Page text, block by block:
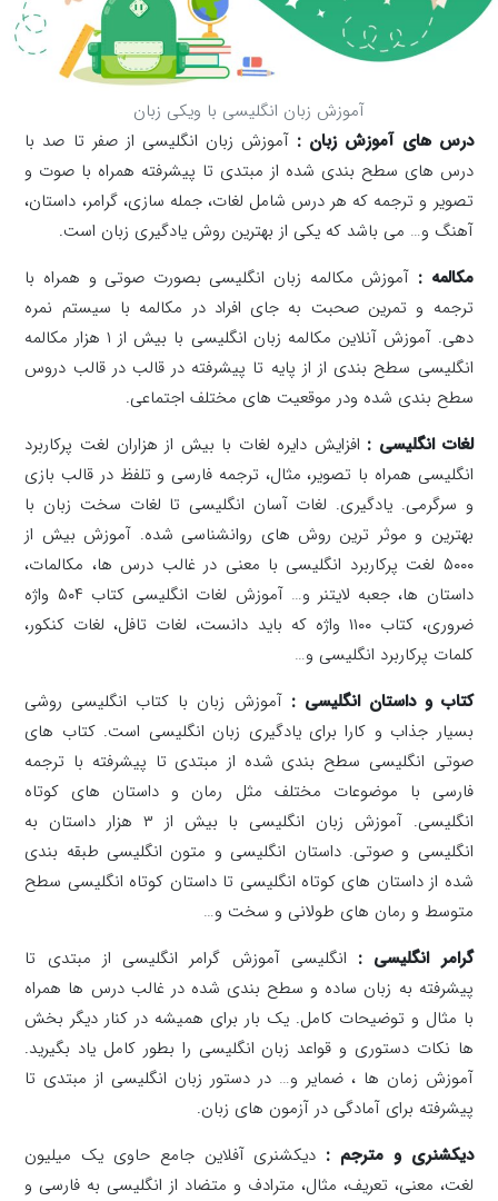
آموزش زبان انگلیسی با ویکی زبان
درس های آموزش زبان : آموزش زبان انگلیسی از صفر تا صد با
درس های سطح بندی شده از مبتدی تا پیشرفته همراه با صوت و
تصویر و ترجمه که هر درس شامل لغات، جمله سازی، گرامر، داستان،
آهنگ و… می باشد که یکی از بهترین روش یادگیری زبان است.
مکالمه :‌ آموزش مکالمه زبان انگلیسی بصورت صوتی و همراه با
ترجمه و تمرین صحبت به جای افراد در مکالمه با سیستم نمره
دهی. آموزش آنلاین مکالمه زبان انگلیسی با بیش از ۱ هزار مکالمه
انگلیسی سطح بندی از از پایه تا پیشرفته در قالب در قالب دروس
سطح بندی شده ودر موقعیت های مختلف اجتماعی.
لغات انگلیسی : افزایش دایره لغات با بیش از هزاران لغت پرکاربرد
انگلیسی همراه با تصویر، مثال، ترجمه فارسی و تلفظ در قالب بازی
و سرگرمی. یادگیری. لغات آسان انگلیسی تا لغات سخت زبان با
بهترین و موثر ترین روش های روانشناسی شده. آموزش بیش از
۵۰۰۰ لغت پرکاربرد انگلیسی با معنی در غالب درس ها، مکالمات،
داستان ها، جعبه لایتنر و… آموزش لغات انگلیسی کتاب ۵۰۴ واژه
ضروری، کتاب ۱۱۰۰ واژه که باید دانست، لغات تافل، لغات کنکور،
کلمات پرکاربرد انگلیسی و…
کتاب و داستان انگلیسی : آموزش زبان با کتاب انگلیسی روشی
بسیار جذاب و کارا برای یادگیری زبان انگلیسی است. کتاب های
صوتی انگلیسی سطح بندی شده از مبتدی تا پیشرفته با ترجمه
فارسی با موضوعات مختلف مثل رمان و داستان های کوتاه
انگلیسی. آموزش زبان انگلیسی با بیش از ۳ هزار داستان به
انگلیسی و صوتی. داستان انگلیسی و متون انگلیسی طبقه بندی
شده از داستان های کوتاه انگلیسی تا داستان کوتاه انگلیسی سطح
متوسط و رمان های طولانی و سخت و…
گرامر انگلیسی : انگلیسی آموزش گرامر انگلیسی از مبتدی تا
پیشرفته به زبان ساده و سطح بندی شده در غالب درس ها همراه
با مثال و توضیحات کامل. یک بار برای همیشه در کنار دیگر بخش
ها نکات دستوری و قواعد زبان انگلیسی را بطور کامل یاد بگیرید.
آموزش زمان ها ، ضمایر و… در دستور زبان انگلیسی از مبتدی تا
پیشرفته برای آمادگی در آزمون های زبان.
دیکشنری و مترجم : دیکشنری آفلاین جامع حاوی یک میلیون
لغت، معنی، تعریف، مثال، مترادف و متضاد از انگلیسی به فارسی و